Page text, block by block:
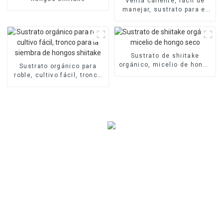
manejar, sustrato para el
Sustrato orgánico para
roble, cultivo fácil, tronco
Sustrato de shiitake
orgánico, micelio de hongo